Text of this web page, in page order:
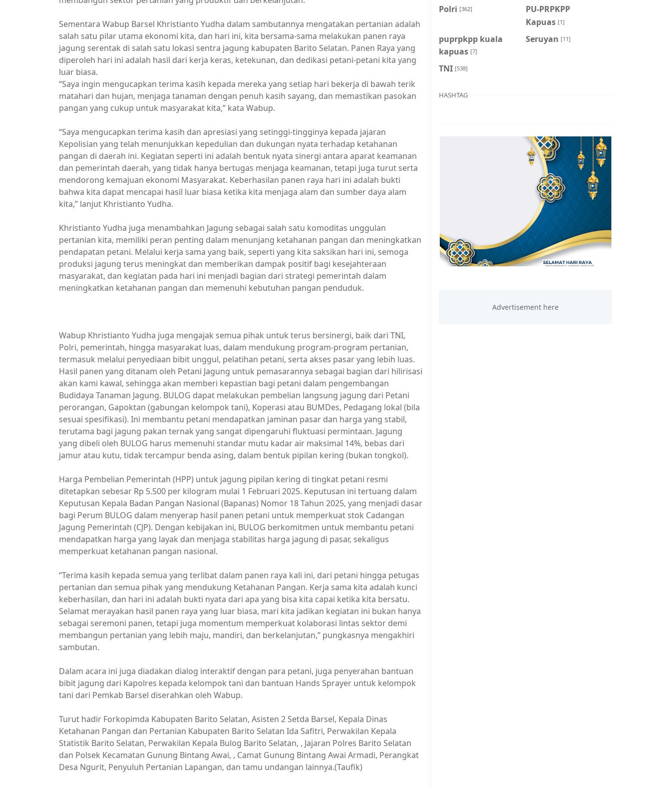
Sementara Wabup Barsel Khristianto Yudha dalam sambutannya mengatakan pertanian adalah
salah satu pilar utama ekonomi kita, dan hari ini, kita bersama-sama melakukan panen raya
jagung serentak di salah satu lokasi sentra jagung kabupaten Barito Selatan. Panen Raya yang
diperoleh hari ini adalah hasil dari kerja keras, ketekunan, dan dedikasi petani-petani kita yang
luar biasa.
“Saya ingin mengucapkan terima kasih kepada mereka yang setiap hari bekerja di bawah terik
matahari dan hujan, menjaga tanaman dengan penuh kasih sayang, dan memastikan pasokan
pangan yang cukup untuk masyarakat kita,” kata Wabup.
“Saya mengucapkan terima kasih dan apresiasi yang setinggi-tingginya kepada jajaran
Kepolisian yang telah menunjukkan kepedulian dan dukungan nyata terhadap ketahanan
pangan di daerah ini. Kegiatan seperti ini adalah bentuk nyata sinergi antara aparat keamanan
dan pemerintah daerah, yang tidak hanya bertugas menjaga keamanan, tetapi juga turut serta
mendorong kemajuan ekonomi Masyarakat. Keberhasilan panen raya hari ini adalah bukti
bahwa kita dapat mencapai hasil luar biasa ketika kita menjaga alam dan sumber daya alam
kita,” lanjut Khristianto Yudha.
Khristianto Yudha juga menambahkan Jagung sebagai salah satu komoditas unggulan
pertanian kita, memiliki peran penting dalam menunjang ketahanan pangan dan meningkatkan
pendapatan petani. Melalui kerja sama yang baik, seperti yang kita saksikan hari ini, semoga
produksi jagung terus meningkat dan memberikan dampak positif bagi kesejahteraan
masyarakat, dan kegiatan pada hari ini menjadi bagian dari strategi pemerintah dalam
meningkatkan ketahanan pangan dan memenuhi kebutuhan pangan penduduk.
Wabup Khristianto Yudha juga mengajak semua pihak untuk terus bersinergi, baik dari TNI,
Polri, pemerintah, hingga masyarakat luas, dalam mendukung program-program pertanian,
termasuk melalui penyediaan bibit unggul, pelatihan petani, serta akses pasar yang lebih luas.
Hasil panen yang ditanam oleh Petani Jagung untuk pemasarannya sebagai bagian dari hilirisasi
akan kami kawal, sehingga akan memberi kepastian bagi petani dalam pengembangan
Budidaya Tanaman Jagung. BULOG dapat melakukan pembelian langsung jagung dari Petani
perorangan, Gapoktan (gabungan kelompok tani), Koperasi atau BUMDes, Pedagang lokal (bila
sesuai spesifikasi). Ini membantu petani mendapatkan jaminan pasar dan harga yang stabil,
terutama bagi jagung pakan ternak yang sangat dipengaruhi fluktuasi permintaan. Jagung
yang dibeli oleh BULOG harus memenuhi standar mutu kadar air maksimal 14%, bebas dari
jamur atau kutu, tidak tercampur benda asing, dalam bentuk pipilan kering (bukan tongkol).
Harga Pembelian Pemerintah (HPP) untuk jagung pipilan kering di tingkat petani resmi
ditetapkan sebesar Rp 5.500 per kilogram mulai 1 Februari 2025. Keputusan ini tertuang dalam
Keputusan Kepala Badan Pangan Nasional (Bapanas) Nomor 18 Tahun 2025, yang menjadi dasar
bagi Perum BULOG dalam menyerap hasil panen petani untuk memperkuat stok Cadangan
Jagung Pemerintah (CJP). Dengan kebijakan ini, BULOG berkomitmen untuk membantu petani
mendapatkan harga yang layak dan menjaga stabilitas harga jagung di pasar, sekaligus
memperkuat ketahanan pangan nasional.
“Terima kasih kepada semua yang terlibat dalam panen raya kali ini, dari petani hingga petugas
pertanian dan semua pihak yang mendukung Ketahanan Pangan. Kerja sama kita adalah kunci
keberhasilan, dan hari ini adalah bukti nyata dari apa yang bisa kita capai ketika kita bersatu.
Selamat merayakan hasil panen raya yang luar biasa, mari kita jadikan kegiatan ini bukan hanya
sebagai seremoni panen, tetapi juga momentum memperkuat kolaborasi lintas sektor demi
membangun pertanian yang lebih maju, mandiri, dan berkelanjutan,” pungkasnya mengakhiri
sambutan.
Dalam acara ini juga diadakan dialog interaktif dengan para petani, juga penyerahan bantuan
bibit jagung dari Kapolres kepada kelompok tani dan bantuan Hands Sprayer untuk kelompok
tani dari Pemkab Barsel diserahkan oleh Wabup.
Turut hadir Forkopimda Kabupaten Barito Selatan, Asisten 2 Setda Barsel, Kepala Dinas
Ketahanan Pangan dan Pertanian Kabupaten Barito Selatan Ida Safitri, Perwakilan Kepala
Statistik Barito Selatan, Perwakilan Kepala Bulog Barito Selatan, , Jajaran Polres Barito Selatan
dan Polsek Kecamatan Gunung Bintang Awai, , Camat Gunung Bintang Awai Armadi, Perangkat
Desa Ngurit, Penyuluh Pertanian Lapangan, dan tamu undangan lainnya.(Taufik)
Polri [362]
PU-PRPKPP
Kapuas [1]
puprpkpp kuala
kapuas [7]
Seruyan [11]
TNI [538]
HASHTAG